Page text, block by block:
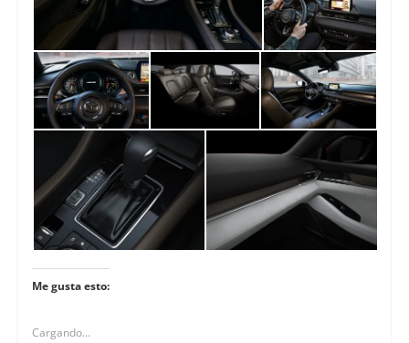
Me gusta esto:
Cargando...